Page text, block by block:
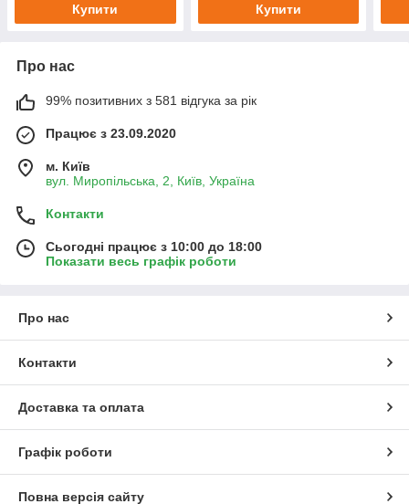
Купити Купити
Про нас
99% позитивних з 581 відгука за рік
Працює з 23.09.2020
м. Київ
вул. Миропільська, 2, Київ, Україна
Контакти
Сьогодні працює з 10:00 до 18:00
Показати весь графік роботи
Про нас
Контакти
Доставка та оплата
Графік роботи
Повна версія сайту